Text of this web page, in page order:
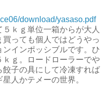
download/yasaso.pdf
ｋｇ単位一箱からが大人
っても個人ではどうやっ
インポッシブルです。ひ
ｋｇ。ロードローラーでや
子の具にして冷凍すれば
人かテメーの世界。